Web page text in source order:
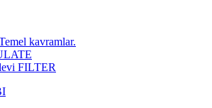
kavramlar.
FILTER